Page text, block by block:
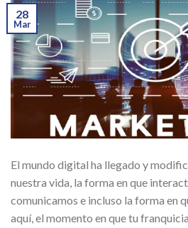
28
Mar
El mundo digital ha llegado y
nuestra vida, la forma en que
comunicamos e incluso la forma en
aquí, el momento en que tu